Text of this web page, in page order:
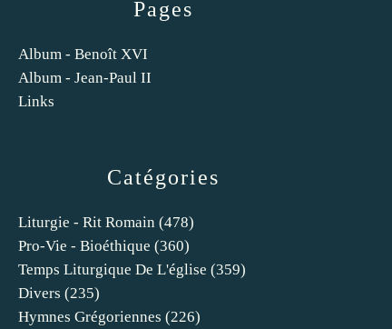
Catégories
Liturgie - Rit Romain (478)
Pro-Vie - Bioéthique (360)
Temps Liturgique De L'église (359)
Divers (235)
Hymnes Grégoriennes (226)
Pages
Album - Benoît XVI
Album - Jean-Paul II
Links